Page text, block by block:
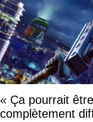
« Ça pourrait
complètement